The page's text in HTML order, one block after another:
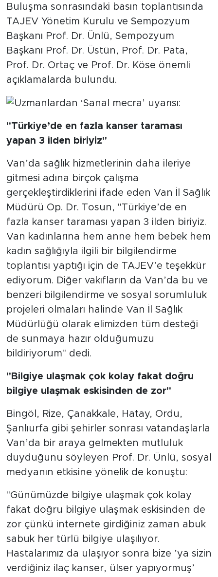
Buluşma sonrasındaki basın toplantısında
TAJEV Yönetim Kurulu ve Sempozyum
Başkanı Prof. Dr. Ünlü, Sempozyum
Başkanı Prof. Dr. Üstün, Prof. Dr. Pata,
Prof. Dr. Ortaç ve Prof. Dr. Köse önemli
açıklamalarda bulundu.
"Türkiye’de en fazla kanser taraması
yapan 3 ilden biriyiz"
Van’da sağlık hizmetlerinin daha ileriye
gitmesi adına birçok çalışma
gerçekleştirdiklerini ifade eden Van İl Sağlık
Müdürü Op. Dr. Tosun, "Türkiye’de en
fazla kanser taraması yapan 3 ilden biriyiz.
Van kadınlarına hem anne hem bebek hem
kadın sağlığıyla ilgili bir bilgilendirme
toplantısı yaptığı için de TAJEV’e teşekkür
ediyorum. Diğer vakıfların da Van’da bu ve
benzeri bilgilendirme ve sosyal sorumluluk
projeleri olmaları halinde Van İl Sağlık
Müdürlüğü olarak elimizden tüm desteği
de sunmaya hazır olduğumuzu
bildiriyorum" dedi.
"Bilgiye ulaşmak çok kolay fakat doğru
bilgiye ulaşmak eskisinden de zor"
Bingöl, Rize, Çanakkale, Hatay, Ordu,
Şanlıurfa gibi şehirler sonrası vatandaşlarla
Van’da bir araya gelmekten mutluluk
duyduğunu söyleyen Prof. Dr. Ünlü, sosyal
medyanın etkisine yönelik de konuştu:
"Günümüzde bilgiye ulaşmak çok kolay
fakat doğru bilgiye ulaşmak eskisinden de
zor çünkü internete girdiğiniz zaman abuk
sabuk her türlü bilgiye ulaşılıyor.
Hastalarımız da ulaşıyor sonra bize ’ya sizin
verdiğiniz ilaç kanser, ülser yapıyormuş’